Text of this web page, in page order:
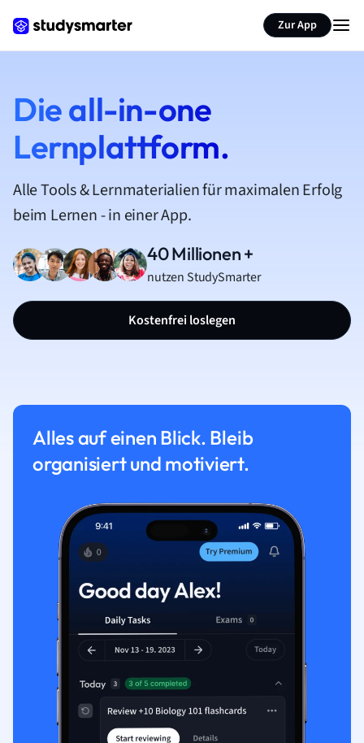
Zur App
Die all-in-one
Lernplattform.
Alle Tools & Lernmaterialien für maximalen Erfolg
beim Lernen - in einer App.
40 Millionen +
nutzen StudySmarter
Kostenfrei loslegen
Alles auf einen Blick. Bleib
organisiert und motiviert.